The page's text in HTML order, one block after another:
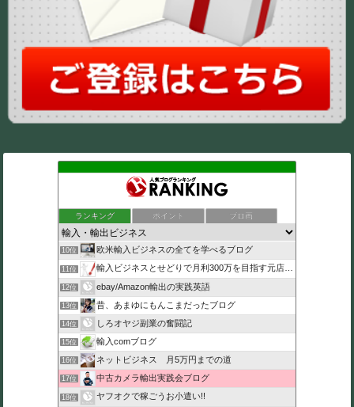
ランキング ポイント ブロ画
10位 欧米輸入ビジネスの全てを学べるブログ
11位 輸入ビジネスとせどりで月利300万を目指す元店長のブログ
12位 ebay/Amazon輸出の実践英語
13位 昔、あまゆにもんこまだったブログ
14位 しろオヤジ副業の奮闘記
15位 輸入comブログ
16位 ネットビジネス 月5万円までの道
17位 中古カメラ輸出実践会ブログ
18位 ヤフオクで稼ごうお小遣い!!